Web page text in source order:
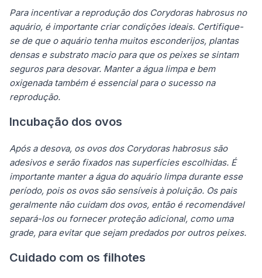
Para incentivar a reprodução dos Corydoras habrosus no
aquário, é importante criar condições ideais. Certifique-
se de que o aquário tenha muitos esconderijos, plantas
densas e substrato macio para que os peixes se sintam
seguros para desovar. Manter a água limpa e bem
oxigenada também é essencial para o sucesso na
reprodução.
Incubação dos ovos
Após a desova, os ovos dos Corydoras habrosus são
adesivos e serão fixados nas superfícies escolhidas. É
importante manter a água do aquário limpa durante esse
período, pois os ovos são sensíveis à poluição. Os pais
geralmente não cuidam dos ovos, então é recomendável
separá-los ou fornecer proteção adicional, como uma
grade, para evitar que sejam predados por outros peixes.
Cuidado com os filhotes